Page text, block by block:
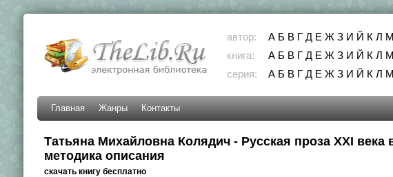
автор: А Б В Г Д Е Ж З И Й К Л М
книга:
А Б В Г Д Е Ж З И Й К Л М
серия:
А Б В Г Д Е Ж З И Й К Л М
Главная Жанры Контакты
Татьяна Михайловна Колядич - Русская проза XXI века
методика описания
скачать книгу бесплатно